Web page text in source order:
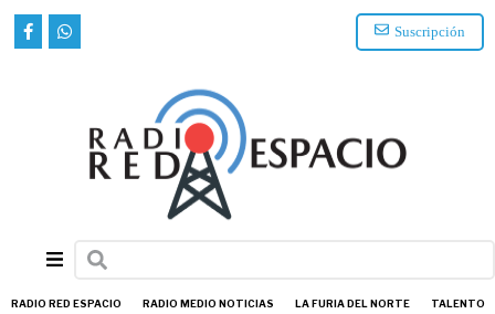
Suscripción
RADIO RED ESPACIO RADIO MEDIO NOTICIAS LA FURIA DEL NORTE TALENTO